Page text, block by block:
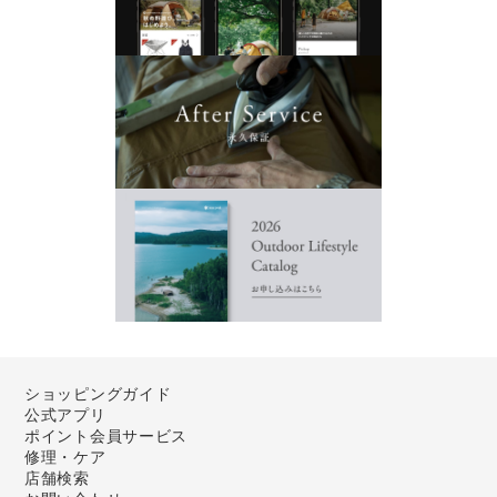
ショッピングガイド
公式アプリ
ポイント会員サービス
修理・ケア
店舗検索